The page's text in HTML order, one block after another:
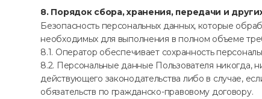
8. Порядок сбора, хранения, передачи и
Безопасность персональных данных, которые
необходимых для выполнения в полном объеме
8.1. Оператор обеспечивает сохранность
8.2. Персональные данные Пользователя никогда,
действующего законодательства либо в случае,
обязательств по гражданско-правовому договору.